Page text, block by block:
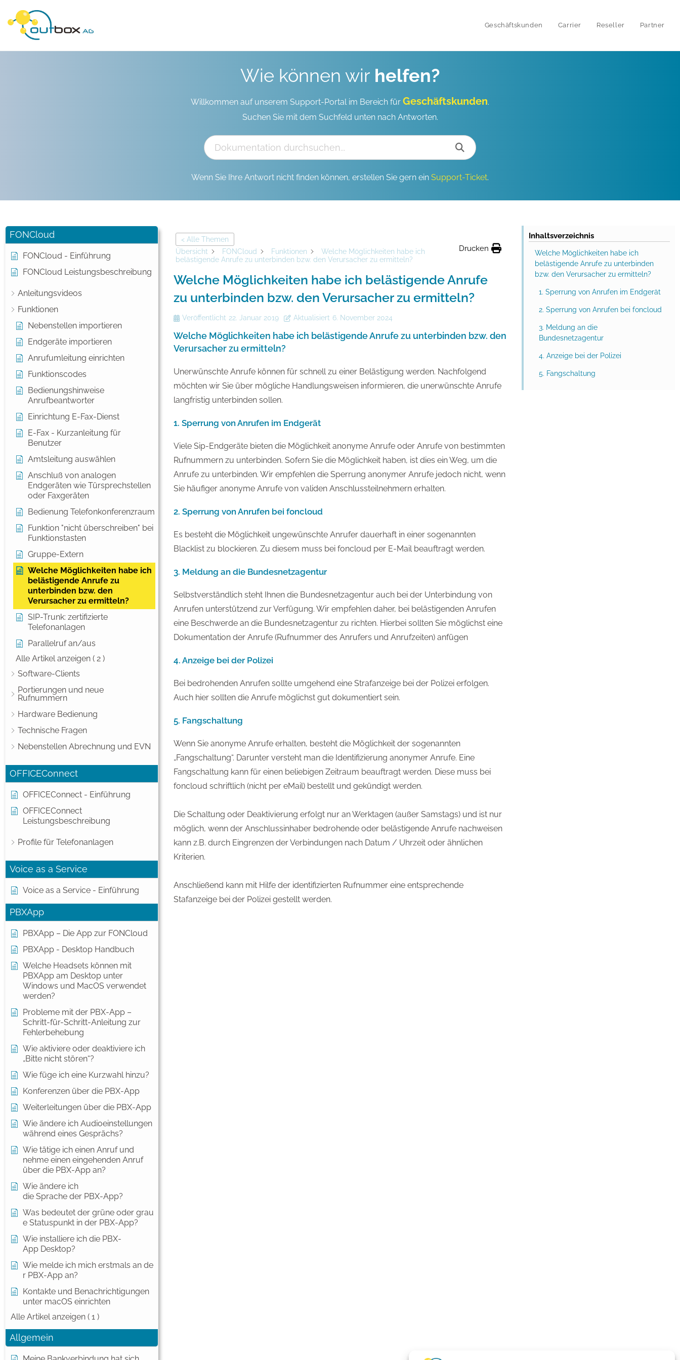
Geschäftskunden Carrier Reseller Partner
Wie können wir helfen?
Willkommen auf unserem Support-Portal im Bereich für Geschäftskunden.
Suchen Sie mit dem Suchfeld unten nach Antworten.
Wenn Sie Ihre Antwort nicht finden können, erstellen Sie gern ein Support-Ticket.
FONCloud
FONCloud - Einführung
FONCloud Leistungsbeschreibung
Anleitungsvideos
Funktionen
Nebenstellen importieren
Endgeräte importieren
Anrufumleitung einrichten
Funktionscodes
Bedienungshinweise
Anrufbeantworter
Einrichtung E-Fax-Dienst
E-Fax - Kurzanleitung für
Benutzer
Amtsleitung auswählen
Anschluß von analogen
Endgeräten wie Türsprechstellen
oder Faxgeräten
Bedienung Telefonkonferenzraum
Funktion "nicht überschreiben" bei
Funktionstasten
Gruppe-Extern
Welche Möglichkeiten habe ich
belästigende Anrufe zu
unterbinden bzw. den
Verursacher zu ermitteln?
SIP-Trunk: zertifizierte
Telefonanlagen
Parallelruf an/aus
Alle Artikel anzeigen ( 2 )
Software-Clients
Portierungen und neue
Rufnummern
Hardware Bedienung
Technische Fragen
Nebenstellen Abrechnung und EVN
OFFICEConnect
OFFICEConnect - Einführung
OFFICEConnect
Leistungsbeschreibung
Profile für Telefonanlagen
Voice as a Service
Voice as a Service - Einführung
PBXApp
PBXApp – Die App zur FONCloud
PBXApp - Desktop Handbuch
Welche Headsets können mit
PBXApp am Desktop unter
Windows und MacOS verwendet
werden?
Probleme mit der PBX-App –
Schritt-für-Schritt-Anleitung zur
Fehlerbehebung
Wie aktiviere oder deaktiviere ich
„Bitte nicht stören“?
Wie füge ich eine Kurzwahl hinzu?
Konferenzen über die PBX-App
Weiterleitungen über die PBX-App
Wie ändere ich Audioeinstellungen
während eines Gesprächs?
Wie tätige ich einen Anruf und
nehme einen eingehenden Anruf
über die PBX-App an?
Wie ändere ich
die Sprache der PBX-App?
Was bedeutet der grüne oder grau
e Statuspunkt in der PBX-App?
Wie installiere ich die PBX-
App Desktop?
Wie melde ich mich erstmals an de
r PBX-App an?
Kontakte und Benachrichtigungen
unter macOS einrichten
Alle Artikel anzeigen ( 1 )
Allgemein
< Alle Themen
Übersicht
FONCloud Funktionen
Welche Möglichkeiten habe ich
belästigende Anrufe zu unterbinden bzw. den Verursacher zu ermitteln?
Drucken
Welche Möglichkeiten habe ich belästigende Anrufe
zu unterbinden bzw. den Verursacher zu ermitteln?
Veröffentlicht 22. Januar 2019 Aktualisiert 6. November 2024
Welche Möglichkeiten habe ich belästigende Anrufe zu unterbinden bzw. den
Verursacher zu ermitteln?
Unerwünschte Anrufe können für schnell zu einer Belästigung werden. Nachfolgend
möchten wir Sie über mögliche Handlungsweisen informieren, die unerwünschte Anrufe
langfristig unterbinden sollen.
1. Sperrung von Anrufen im Endgerät
Viele Sip-Endgeräte bieten die Möglichkeit anonyme Anrufe oder Anrufe von bestimmten
Rufnummern zu unterbinden. Sofern Sie die Möglichkeit haben, ist dies ein Weg, um die
Anrufe zu unterbinden. Wir empfehlen die Sperrung anonymer Anrufe jedoch nicht, wenn
Sie häufiger anonyme Anrufe von validen Anschlussteilnehmern erhalten.
2. Sperrung von Anrufen bei foncloud
Es besteht die Möglichkeit ungewünschte Anrufer dauerhaft in einer sogenannten
Blacklist zu blockieren. Zu diesem muss bei foncloud per E-Mail beauftragt werden.
3. Meldung an die Bundesnetzagentur
Selbstverständlich steht Ihnen die Bundesnetzagentur auch bei der Unterbindung von
Anrufen unterstützend zur Verfügung. Wir empfehlen daher, bei belästigenden Anrufen
eine Beschwerde an die Bundesnetzagentur zu richten. Hierbei sollten Sie möglichst eine
Dokumentation der Anrufe (Rufnummer des Anrufers und Anrufzeiten) anfügen
4. Anzeige bei der Polizei
Bei bedrohenden Anrufen sollte umgehend eine Strafanzeige bei der Polizei erfolgen.
Auch hier sollten die Anrufe möglichst gut dokumentiert sein.
5. Fangschaltung
Wenn Sie anonyme Anrufe erhalten, besteht die Möglichkeit der sogenannten
„Fangschaltung“. Darunter versteht man die Identifizierung anonymer Anrufe. Eine
Fangschaltung kann für einen beliebigen Zeitraum beauftragt werden. Diese muss bei
foncloud schriftlich (nicht per eMail) bestellt und gekündigt werden.
Die Schaltung oder Deaktivierung erfolgt nur an Werktagen (außer Samstags) und ist nur
möglich, wenn der Anschlussinhaber bedrohende oder belästigende Anrufe nachweisen
kann z.B. durch Eingrenzen der Verbindungen nach Datum / Uhrzeit oder ähnlichen
Kriterien.
Anschließend kann mit Hilfe der identifizierten Rufnummer eine entsprechende
Stafanzeige bei der Polizei gestellt werden.
Inhaltsverzeichnis
Welche Möglichkeiten habe ich
belästigende Anrufe zu unterbinden
bzw. den Verursacher zu ermitteln?
1. Sperrung von Anrufen im Endgerät
2. Sperrung von Anrufen bei foncloud
3. Meldung an die
Bundesnetzagentur
4. Anzeige bei der Polizei
5. Fangschaltung